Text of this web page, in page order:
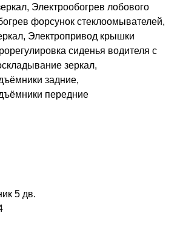
Электрообогрев лобового
форсунок стеклоомывателей,
Электропривод крышки
сиденья водителя с
зеркал,
задние,
передние
5 дв.